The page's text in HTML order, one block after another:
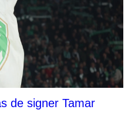
de signer Tamar